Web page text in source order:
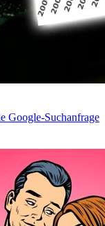
Google-Suchanfrage